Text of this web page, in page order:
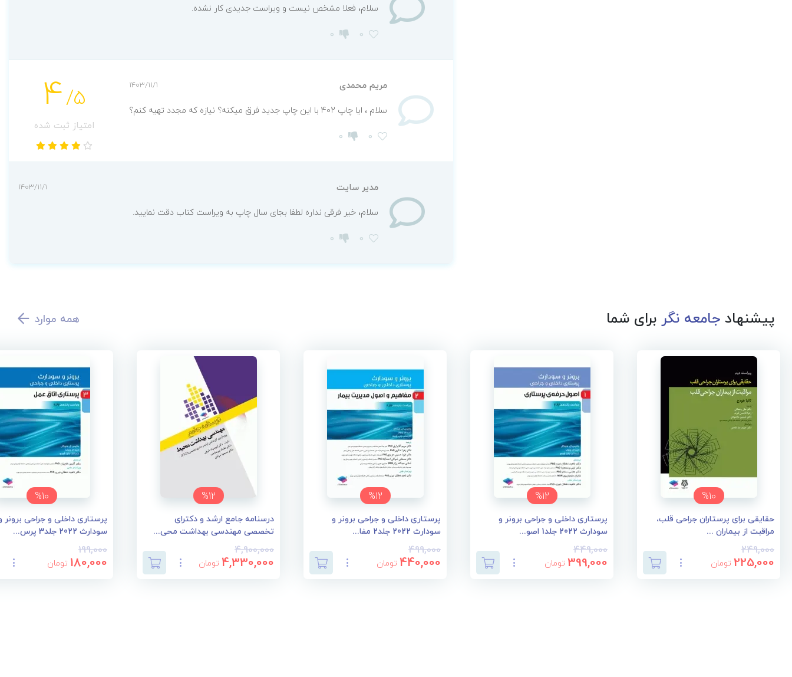
سلام، فعلا مشخص نیست و ویراست جدیدی کار نشده.
0
0
مریم محمدی 1403/11/1
سلام ، ایا چاپ 402 با این چاپ جدید فرق میکنه؟ نیازه که مجدد تهیه کنم؟
0
0
4/5
امتیاز ثبت شده
مدیر سایت 1403/11/1
سلام، خیر فرقی نداره لطفا بجای سال چاپ به ویراست کتاب دقت نمایید.
0
0
پیشنهادجامعه نگربرای شما همه موارد
%10
حقایقی برای پرستاران جراحی قلب،
مراقبت از بیماران ...
249,000
225,000 تومان
%12
پرستاری داخلی و جراحی برونر و
سودارث 2022 جلد1 اصو...
449,000
399,000 تومان
%12
پرستاری داخلی و جراحی برونر و
سودارث 2022 جلد2 مفا...
499,000
440,000 تومان
%12
درسنامه جامع ارشد و دکترای
تخصصی مهندسی بهداشت محی...
4,900,000
4,330,000 تومان
%10
پرستاری داخلی و جراحی برونر
سودارث 2022 جلد3 پرس...
199,000
180,000 تومان